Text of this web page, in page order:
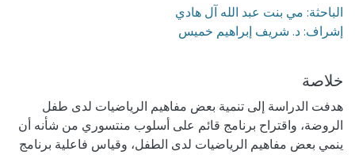
الباحثة: مي بنت عبد الله آل هادي
إشراف: د. شريف إبراهيم خميس
خلاصة
هدفت الدراسة إلى تنمية بعض مفاهيم الرياضيات لدى طفل
الروضة، واقتراح برنامج قائم على أسلوب منتسوري من شأنه أن
ينمي بعض مفاهيم الرياضيات لدى الطفل، وقياس فاعلية برنامج